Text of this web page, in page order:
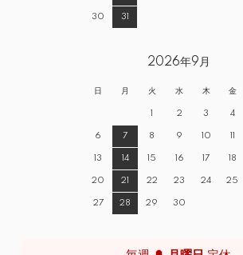
30 31
2026年9月
日 月 火 水 木 金
1 2 3 4
6 7 8 9 10 11
13 14 15 16 17 18
20 21 22 23 24 25
27 28 29 30